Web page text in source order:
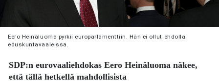
Eero Heinäluoma pyrkii europarlamenttiin. Hän ei ollut ehdolla
eduskuntavaaleissa.
SDP:n eurovaaliehdokasEero Heinäluoma näkee,
että tällä hetkellä mahdollisista